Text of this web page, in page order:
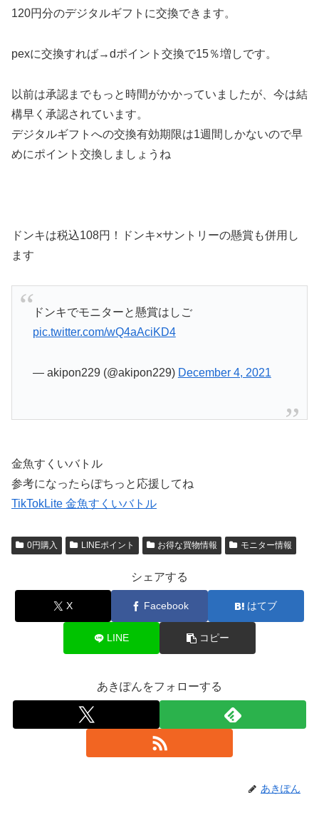
120円分のデジタルギフトに交換できます。
pexに交換すれば→dポイント交換で15％増しです。
以前は承認までもっと時間がかかっていましたが、今は結
構早く承認されています。
デジタルギフトへの交換有効期限は1週間しかないので早
めにポイント交換しましょうね
ドンキは税込108円！ドンキ×サントリーの懸賞も併用し
ます
ドンキでモニターと懸賞はしご
pic.twitter.com/wQ4aAciKD4
— akipon229 (@akipon229) December 4, 2021
金魚すくいバトル
参考になったらぽちっと応援してね
TikTokLite 金魚すくいバトル
0円購入 LINEポイント お得な買物情報 モニター情報
シェアする
X Facebook はてブ
LINE コピー
あきぽんをフォローする
あきぽん